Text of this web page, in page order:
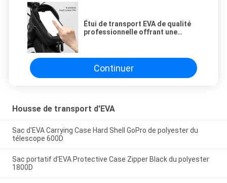
Étui de transport EVA de qualité
professionnelle offrant une
d'appareils et d'outils portables
Continuer
Housse de transport d'EVA
Sac d'EVA Carrying Case Hard Shell GoPro de polyester du
télescope 600D
Sac portatif d'EVA Protective Case Zipper Black du polyester
1800D